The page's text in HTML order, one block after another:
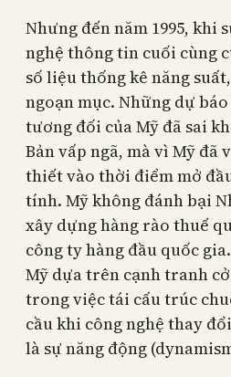
Nhưng đến năm 1995, khi
nghệ thông tin cuối cùng
số liệu thống kê năng
ngoạn mục. Những dự
tương đối của Mỹ đã sai
Bản vấp ngã, mà vì Mỹ
thiết vào thời điểm mở
tính. Mỹ không đánh bại
xây dựng hàng rào thuế
công ty hàng đầu quốc
Mỹ dựa trên cạnh tranh
trong việc tái cấu trúc
cầu khi công nghệ thay
là sự năng động